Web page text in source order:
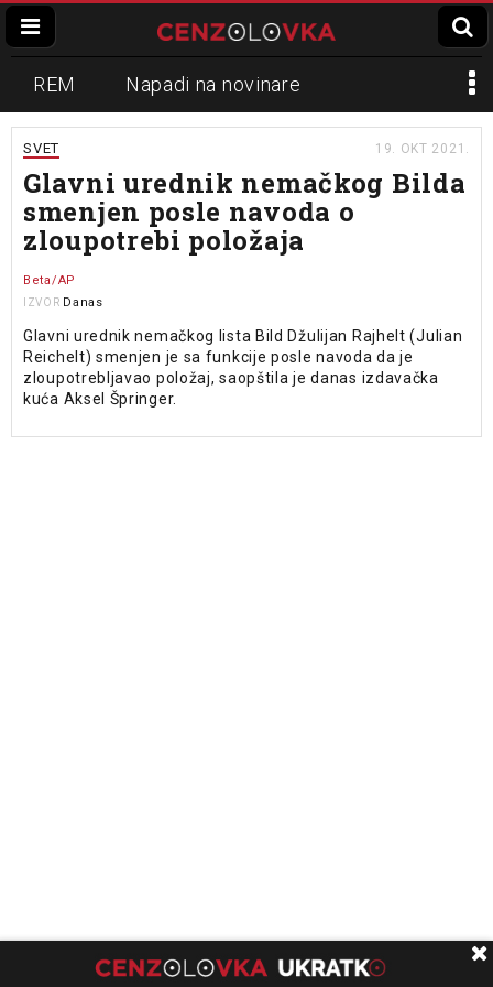
REM Napadi na novinare
Zvučni top
Propaganda Lokalni mediji
Informer Slavko Ćuruvija
SVET 19. OKT 2021.
Glavni urednik nemačkog Bilda
smenjen posle navoda o
zloupotrebi položaja
Beta/AP
IZVOR Danas
Glavni urednik nemačkog lista Bild Džulijan Rajhelt (Julian
Reichelt) smenjen je sa funkcije posle navoda da je
zloupotrebljavao položaj, saopštila je danas izdavačka
kuća Aksel Špringer.